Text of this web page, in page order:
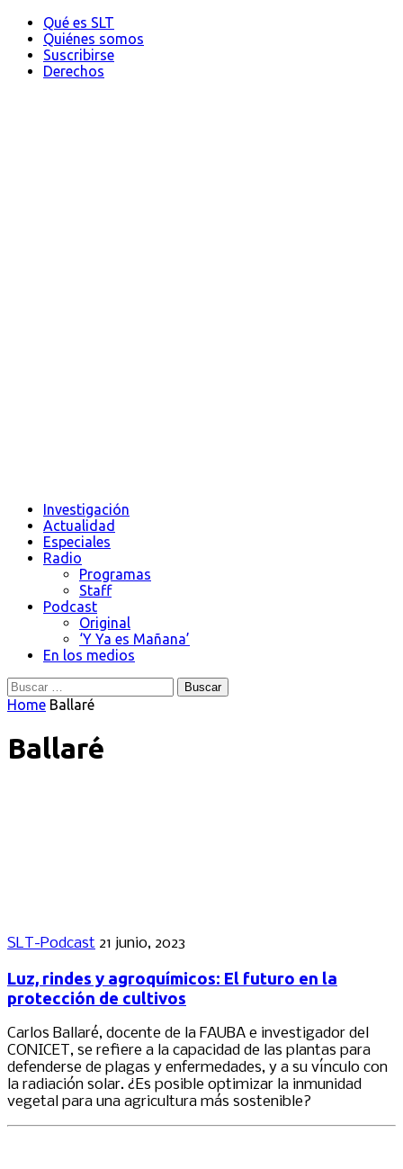
Qué es SLT
Quiénes somos
Suscribirse
Derechos
Investigación
Actualidad
Especiales
Radio
Programas
Staff
Podcast
Original
‘Y Ya es Mañana’
En los medios
Buscar:
Home Ballaré
Ballaré
SLT-Podcast 21 junio, 2023
Luz, rindes y agroquímicos: El futuro en la
protección de cultivos
Carlos Ballaré, docente de la FAUBA e investigador del
CONICET, se refiere a la capacidad de las plantas para
defenderse de plagas y enfermedades, y a su vínculo con
la radiación solar. ¿Es posible optimizar la inmunidad
vegetal para una agricultura más sostenible?